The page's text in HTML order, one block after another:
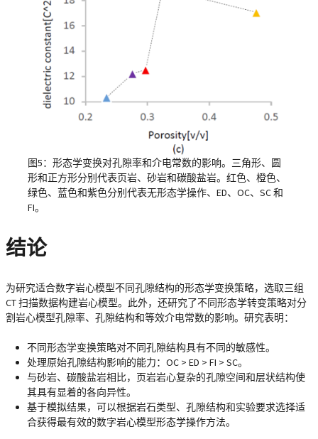
图5：形态学变换对孔隙率和介电常数的影响。三角形、圆
形和正方形分别代表页岩、砂岩和碳酸盐岩。红色、橙色、
绿色、蓝色和紫色分别代表无形态学操作、ED、OC、SC 和
FI。
结论
为研究适合数字岩心模型不同孔隙结构的形态学变换策略，选取三组
CT 扫描数据构建岩心模型。此外，还研究了不同形态学转变策略对分
割岩心模型孔隙率、孔隙结构和等效介电常数的影响。研究表明：
不同形态学变换策略对不同孔隙结构具有不同的敏感性。
处理原始孔隙结构影响的能力：OC > ED > FI > SC。
与砂岩、碳酸盐岩相比，页岩岩心复杂的孔隙空间和层状结构使
其具有显着的各向异性。
基于模拟结果，可以根据岩石类型、孔隙结构和实验要求选择适
合获得最有效的数字岩心模型形态学操作方法。